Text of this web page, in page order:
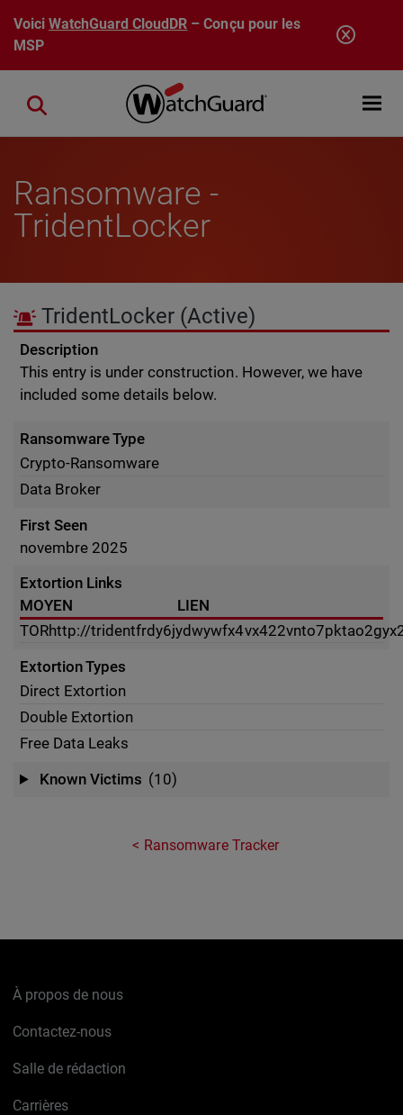
Aller au contenu principal
VoiciWatchGuard CloudDR – Conçu pour les
MSP
Open
Close search
Ransomware -
TridentLocker
TridentLocker (Active)
Description
This entry is under construction. However, we have
included some details below.
Ransomware Type
Crypto-Ransomware
Data Broker
First Seen
novembre 2025
Extortion Links
MOYEN
LIEN
TORhttp://
Extortion Types
Direct Extortion
Double Extortion
Free Data Leaks
Known Victims (10)
Ransomware Tracker
À propos de nous
Contactez-nous
Salle de rédaction
Carrières